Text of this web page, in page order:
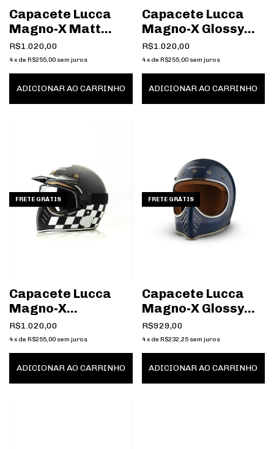
Capacete Lucca
Magno-X Matt
Black
R$1.020,00
4x de R$255,00 sem juros
ADICIONAR AO CARRINHO
Capacete Lucca
Magno-X Glossy
Pearl White
R$1.020,00
4 x de R$255,00 sem juros
ADICIONAR AO CARRINHO
FRETE GRÁTIS
Capacete Lucca
Magno-X
Checkered
R$1.020,00
4x de R$255,00 sem juros
ADICIONAR AO CARRINHO
FRETE GRÁTIS
Capacete Lucca
Magno-X Glossy
Midnight Blue
R$929,00
4 x de R$232,25 sem juros
ADICIONAR AO CARRINHO